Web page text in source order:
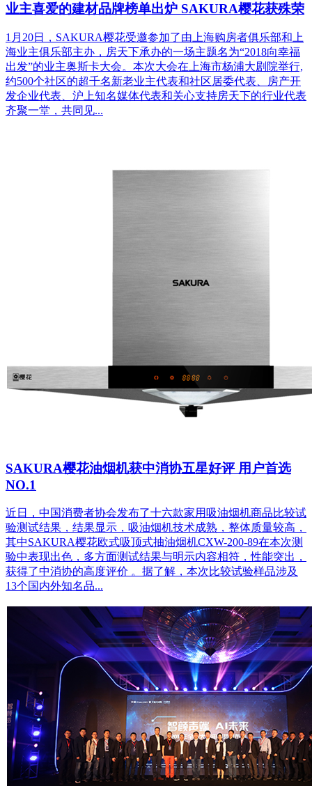
业主喜爱的建材品牌榜单出炉 SAKURA樱花获殊荣
1月20日，SAKURA樱花受邀参加了由上海购房者俱乐部和上
海业主俱乐部主办，房天下承办的一场主题名为“2018向幸福
出发”的业主奥斯卡大会。本次大会在上海市杨浦大剧院举行,
约500个社区的超千名新老业主代表和社区居委代表、房产开
发企业代表、沪上知名媒体代表和关心支持房天下的行业代表
齐聚一堂，共同见...
SAKURA樱花油烟机获中消协五星好评 用户首选
NO.1
近日，中国消费者协会发布了十六款家用吸油烟机商品比较试
验测试结果，结果显示，吸油烟机技术成熟，整体质量较高，
其中SAKURA樱花欧式吸顶式抽油烟机CXW-200-89在本次测
验中表现出色，多方面测试结果与明示内容相符，性能突出，
获得了中消协的高度评价 。据了解，本次比较试验样品涉及
13个国内外知名品...